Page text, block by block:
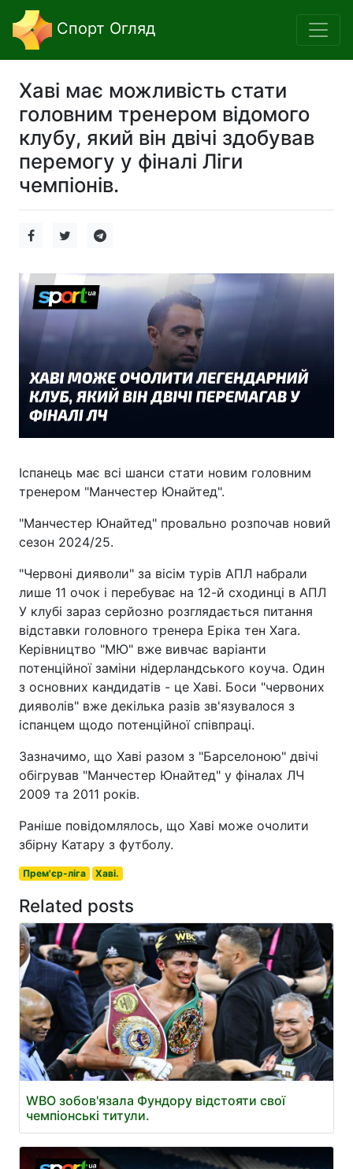
Спорт Огляд
Хаві має можливість стати
головним тренером відомого
клубу, який він двічі здобував
перемогу у фіналі Ліги
чемпіонів.
Іспанець має всі шанси стати новим головним
тренером "Манчестер Юнайтед".
"Манчестер Юнайтед" провально розпочав новий
сезон 2024/25.
"Червоні дияволи" за вісім турів АПЛ набрали
лише 11 очок і перебуває на 12-й сходинці в АПЛ
У клубі зараз серйозно розглядається питання
відставки головного тренера Еріка тен Хага.
Керівництво "МЮ" вже вивчає варіанти
потенційної заміни нідерландського коуча. Один
з основних кандидатів - це Хаві. Боси "червоних
дияволів" вже декілька разів зв'язувалося з
іспанцем щодо потенційної співпраці.
Зазначимо, що Хаві разом з "Барселоною" двічі
обігрував "Манчестер Юнайтед" у фіналах ЛЧ
2009 та 2011 років.
Раніше повідомлялось, що Хаві може очолити
збірну Катару з футболу.
Прем'єр-ліга Хаві.
Related posts
WBO зобов'язала Фундору відстояти свої
чемпіонські титули.